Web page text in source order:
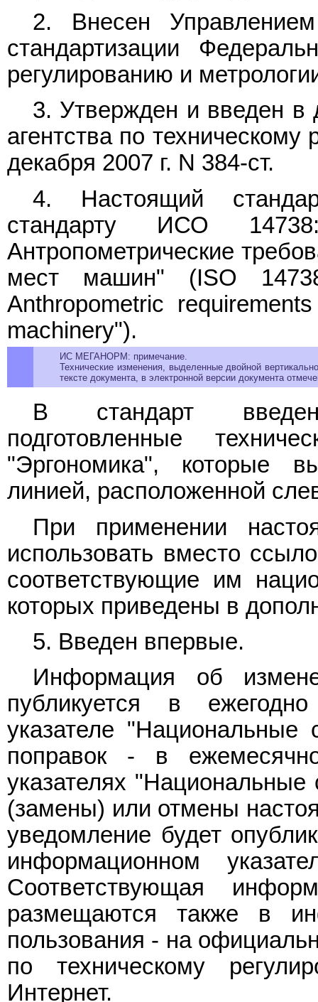
2. Внесен Управлением
стандартизации
регулированию и
3. Утвержден и введен в
агентства по
декабря 2007 г. N 384-ст.
4. Настоящий
стандарту ИСО
Антропометрические
мест машин" (ISO
Anthropometric
machinery").
ИС МЕГАНОРМ: примечание.
Технические изменения, выделенные двойной
тексте документа, в электронной версии документа
В стандарт
подготовленные
"Эргономика", которые
линией, расположенной
При применении
использовать вместо
соответствующие им
которых приведены в
5. Введен впервые.
Информация об
публикуется в
указателе "Национальные
поправок - в
указателях
(замены) или отмены
уведомление будет
информационном
Соответствующая
размещаются также в
пользования - на
по техническому
Интернет.